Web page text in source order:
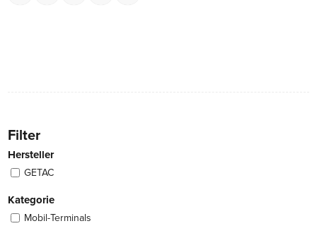
Filter
Hersteller
GETAC
Kategorie
Mobil-Terminals